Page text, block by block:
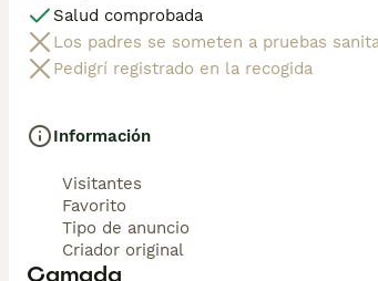
Salud comprobada
Los padres se someten a pruebas
Pedigrí registrado en la recogida
Información
Visitantes
Favorito
Tipo de anuncio
Criador original
Camada